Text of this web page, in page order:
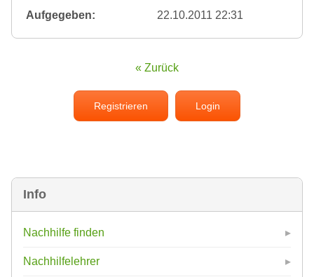
Info
Nachhilfe finden
Nachhilfelehrer
Aufgegeben:
22.10.2011 22:31
« Zurück
Registrieren Login